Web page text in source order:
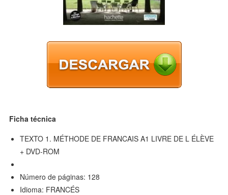
Ficha técnica
TEXTO 1. MÉTHODE DE FRANCAIS A1 LIVRE DE L ÉLÈVE
+ DVD-ROM
Número de páginas: 128
Idioma: FRANCÉS